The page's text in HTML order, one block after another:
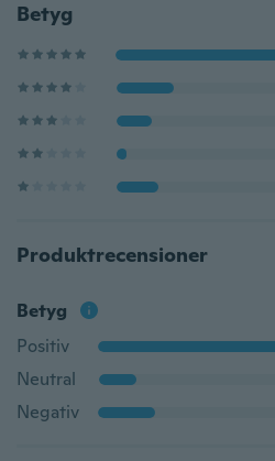
Betyg
Produktrecensioner
Betyg
Positiv
Neutral
Negativ